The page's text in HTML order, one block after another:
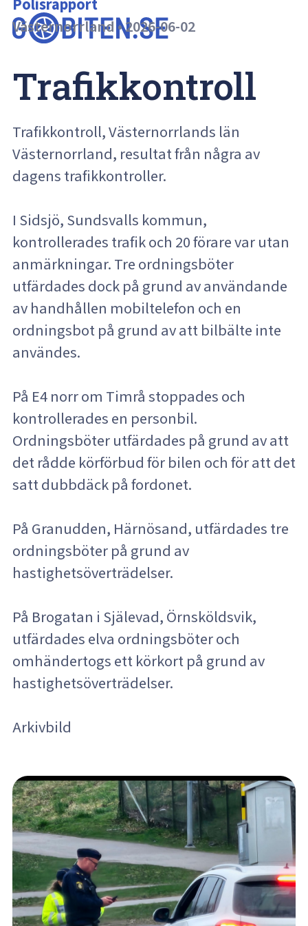
Polisrapport
Västernorrland •2026-06-02
Trafikkontroll
Trafikkontroll, Västernorrlands län
Västernorrland, resultat från några av
dagens trafikkontroller.
I Sidsjö, Sundsvalls kommun,
kontrollerades trafik och 20 förare var utan
anmärkningar. Tre ordningsböter
utfärdades dock på grund av användande
av handhållen mobiltelefon och en
ordningsbot på grund av att bilbälte inte
användes.
På E4 norr om Timrå stoppades och
kontrollerades en personbil.
Ordningsböter utfärdades på grund av att
det rådde körförbud för bilen och för att det
satt dubbdäck på fordonet.
På Granudden, Härnösand, utfärdades tre
ordningsböter på grund av
hastighetsöverträdelser.
På Brogatan i Själevad, Örnsköldsvik,
utfärdades elva ordningsböter och
omhändertogs ett körkort på grund av
hastighetsöverträdelser.
Arkivbild